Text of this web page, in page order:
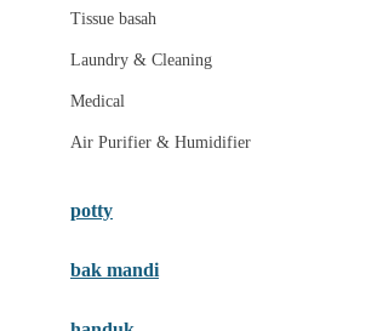
Maxi Cosi
Megabloks
Micro
MiDeer
Moby
Tissue basah
Laundry & Cleaning
Medical
Air Purifier & Humidifier
potty
bak mandi